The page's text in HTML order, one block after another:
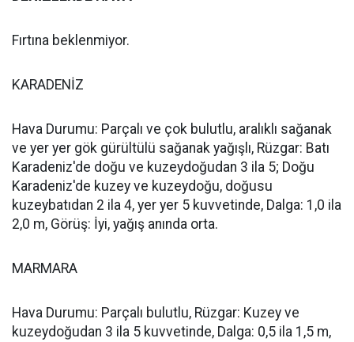
Fırtına beklenmiyor.
KARADENİZ
Hava Durumu: Parçalı ve çok bulutlu, aralıklı sağanak
ve yer yer gök gürültülü sağanak yağışlı, Rüzgar: Batı
Karadeniz'de doğu ve kuzeydoğudan 3 ila 5; Doğu
Karadeniz'de kuzey ve kuzeydoğu, doğusu
kuzeybatıdan 2 ila 4, yer yer 5 kuvvetinde, Dalga: 1,0 ila
2,0 m, Görüş: İyi, yağış anında orta.
MARMARA
Hava Durumu: Parçalı bulutlu, Rüzgar: Kuzey ve
kuzeydoğudan 3 ila 5 kuvvetinde, Dalga: 0,5 ila 1,5 m,